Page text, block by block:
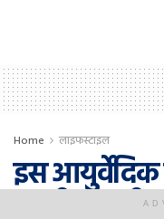
Home लाइफस्टाइल
इस आयुर्वेदिक
पुरानी